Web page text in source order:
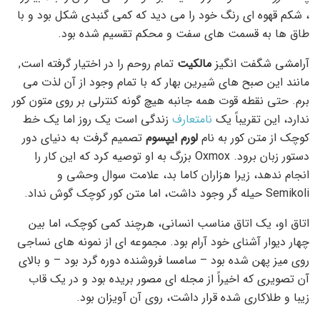
، شکم قهوه ای رنگ خود را می دید که کمی گنبدی شکل بود و با
طاق ها به قسمت های سفت و محکم تقسیم شده بود.
آرامشی شگفت انگیز مالکیت تمام روحم را در اختیار گرفته است,
مانند این صبح های شیرین بهار که با تمام وجود از آن لذت می
برم. حتی نقطه قوت همه جانبه هیچ گونه کنترلی بر روی متون کور
ندارد، این تقریباً یک نامتعارف زندگی است یک روز اما یک خط
کوچک از متن کور به نام لورم ایپسوم تصمیم گرفت به دنیای دور
دستور زبان برود. Oxmox بزرگ به او توصیه کرد که این کار را
انجام ندهد، زیرا هزاران کاما بد، علامت سوال وحشی و
Semikoli حیله گر وجود داشت، اما متن کور کوچک گوش نداد.
اتاق او، یک اتاق مناسب انسانی، هرچند کمی کوچک، اما بین
چهار دیوار آشنای خود آرام بود. مجموعه ای از نمونه های نساجی
روی میز پهن شده بود – سامسا فروشنده دوره گرد بود – و بالای
آن تصویری که اخیراً از مجله ای مصور بریده بود و در یک قاب
زیبا و طلاکاری شده قرار داشت، روی آن آویزان بود.